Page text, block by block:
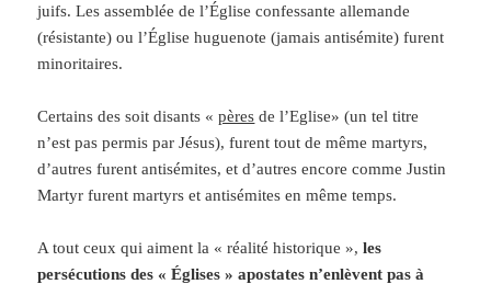
juifs. Les assemblée de l’Église confessante allemande
(résistante) ou l’Église huguenote (jamais antisémite) furent
minoritaires.
Certains des soit disants «pères de l’Eglise» (un tel titre
n’est pas permis par Jésus), furent tout de même martyrs,
d’autres furent antisémites, et d’autres encore comme Justin
Martyr furent martyrs et antisémites en même temps.
A tout ceux qui aiment la « réalité historique »,les
persécutions des « Églises » apostates n’enlèvent pas à